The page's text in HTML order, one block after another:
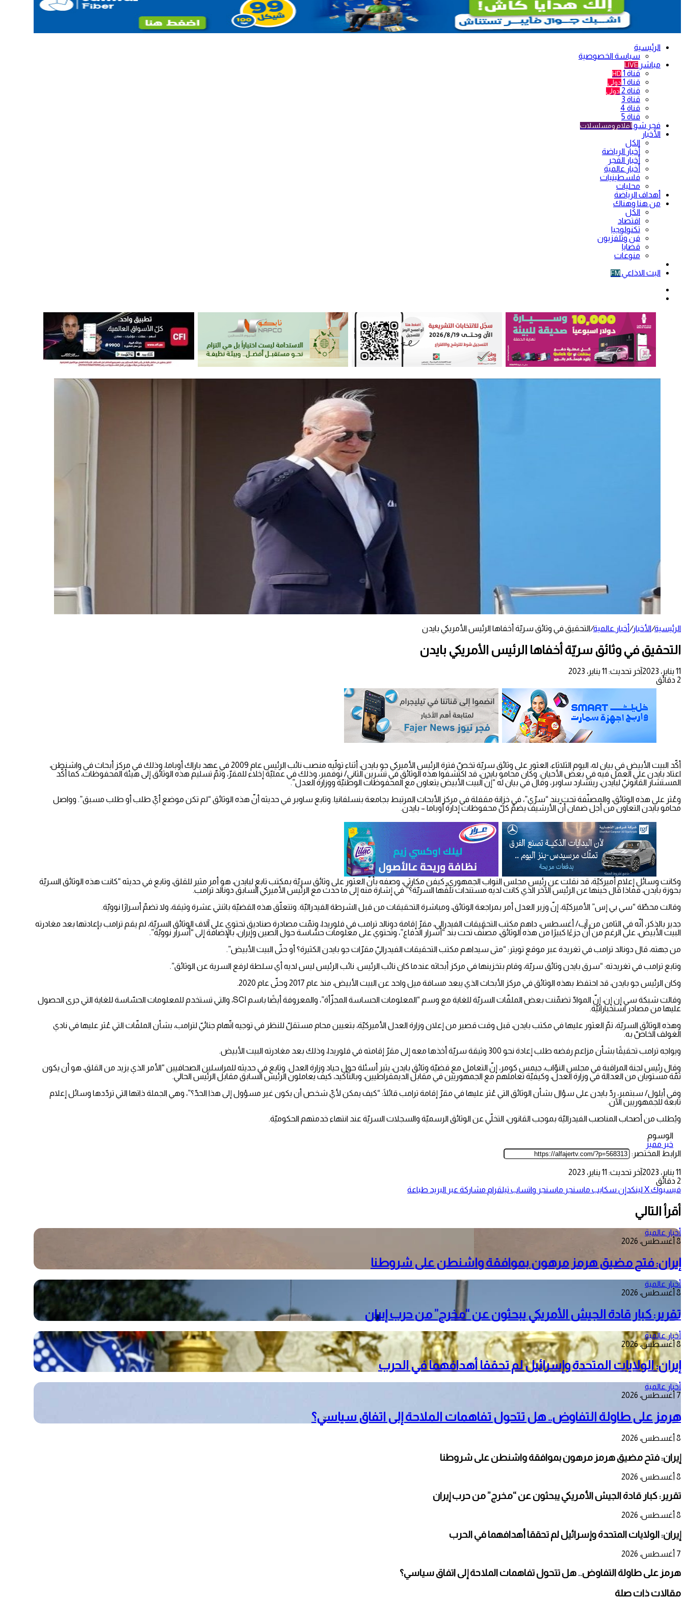
الرئيسية
سياسة الخصوصية
مباشر LIVE
قناة 1 HD
قناة 1 دولي
قناة 2 دولي
قناة 3
قناة 4
قناة 5
فجر شو أفلام ومسلسلات
الأخبار
الكل
أخبار الرياضة
أخبار الفجر
أخبار عالمية
فلسطينيات
محليات
أهداف الرياضة
من هنا وهناك
الكل
اقتصاد
تكنولوجيا
فن وتلفزيون
قضايا
منوعات
البث الاذاعي FM
الرئيسية/الأخبار/أخبار عالمية/التحقيق في وثائق سريّة أخفاها الرئيس الأمريكي بايدن
التحقيق في وثائق سريّة أخفاها الرئيس الأمريكي بايدن
11 يناير، 2023
آخر تحديث: 11 يناير، 2023
2 دقائق
أكّد البيت الأبيض في بيان له، اليوم الثلاثاء، العثور على وثائق سريّة تخصّ فترة الرئيس الأميركي جو بايدن، أثناء تولّيه منصب نائب الرئيس عام 2009 في عهد باراك أوباما، وذلك في مركز أبحاث في واشنطن،
اعتاد بايدن على العمل فيه في بعض الأحيان. وكان محامو بايدن، قد اكتشفوا هذه الوثائق في تشرين الثاني/ نوفمبر، وذلك في عمليّة إخلاء للمقرّ، وتمّ تسليم هذه الوثائق إلى هيئة المحفوظات، كما أكّد
المستشار القانونيّ لبايدن، ريتشارد ساوبر، وقال في بيان له “إنّ البيت الأبيض يتعاون مع المحفوظات الوطنيّة ووزارة العدل”.
وعُثر على هذه الوثائق، والمصنّفة تحت بند “سرّي”، في خزانة مقفلة في مركز الأبحاث المرتبط بجامعة بنسلفانيا. وتابع ساوبر في حديثه أنّ هذه الوثائق “لم تكن موضع أيّ طلب أو طلب مسبق”. وواصل
محامو بايدن التعاون من أجل ضمان أنّ الأرشيف يضمّ كلّ محفوظات إدارة أوباما – بايدن.
وكانت وسائل إعلام أميركيّة، قد نقلت عن رئيس مجلس النواب الجمهوري، كيفن مكارثي، وصفه بأنّ العثور على وثائق سريّة بمكتب تابع لبايدن، هو أمر مثير للقلق، وتابع في حديثه “كانت هذه الوثائق السريّة
بحوزة بايدن، فماذا قال حينها عن الرئيس الآخر الذي كانت لديه مستندات تلفّها السريّة؟” في إشارة منه إلى ما حدث مع الرئيس الأميركي السابق دونالد ترامب.
وقالت محطّة “سي بي إس” الأميركيّة، إنّ وزير العدل أمر بمراجعة الوثائق، ومباشرة التحقيقات من قبل الشرطة الفيدراليّة. وتتعلّق هذه القضيّة باثنتي عشرة وثيقة، ولا تضمّ أسرارًا نوويّة.
جدير بالذكر، أنّه في الثامن من آب/ أغسطس، داهم مكتب التحقيقات الفيدرالي، مقرّ إقامة دونالد ترامب في فلوريدا، وتمّت مصادرة صناديق تحتوي على آلاف الوثائق السريّة، لم يقم ترامب بإعادتها بعد مغادرته
البيت الأبيض، على الرغم من أنّ جزءًا كبيرًا من هذه الوثائق، مصنّف تحت بند “أسرار الدفاع”، وتحتوي على معلومات حسّاسة حول الصين وإيران، بالإضافة إلى “أسرار نوويّة”.
من جهته، قال دونالد ترامب في تغريدة عبر موقع تويتر: “متى سيداهم مكتب التحقيقات الفيدراليّ مقرّات جو بايدن الكثيرة؟ أو حتّى البيت الأبيض”.
وتابع ترامب في تغريدته: “سرق بايدن وثائق سريّة، وقام بتخزينها في مركز أبحاثه عندما كان نائب الرئيس. نائب الرئيس ليس لديه أي سلطة لرفع السرية عن الوثائق”.
وكان الرئيس جو بايدن، قد احتفظ بهذه الوثائق في مركز الأبحاث الذي يبعد مسافة ميل واحد عن البيت الأبيض، منذ عام 2017 وحتّى عام 2020.
وقالت شبكة سي إن إن، إنّ الموادّ تضمّنت بعض الملفّات السريّة للغاية مع وسم “المعلومات الحساسة المجزّأة”، والمعروفة أيضًا باسم SCI، والتي تستخدم للمعلومات الحسّاسة للغاية التي جرى الحصول
عليها من مصادر استخباراتيّة.
وهذه الوثائق السريّة، تمّ العثور عليها في مكتب بايدن، قبل وقت قصير من إعلان وزارة العدل الأميركيّة، بتعيين محام مستقلّ للنظر في توجيه اتّهام جنائيّ لترامب، بشأن الملفّات التي عُثر عليها في نادي
الغولف الخاصّ به.
ويواجه ترامب تحقيقًا بشأن مزاعم رفضه طلب إعادة نحو 300 وثيقة سريّة أخذها معه إلى مقرّ إقامته في فلوريدا، وذلك بعد مغادرته البيت الأبيض.
وقال رئيس لجنة المراقبة في مجلس النوّاب، جيمس كومر، إنّ التعامل مع قضيّة وثائق بايدن، يثير أسئلة حول حياد وزارة العدل. وتابع في حديثه للمراسلين الصحافيين “الأمر الذي يزيد من القلق، هو أن يكون
ثمّة مستويان من العدالة في وزارة العدل، وكيفيّة تعاملهم مع الجمهوريين في مقابل الديمقراطيين، وبالتأكيد، كيف يعاملون الرئيس السابق مقابل الرئيس الحالي.
وفي أيلول/ سبتمبر، ردّ بايدن على سؤال بشأن الوثائق التي عُثر عليها في مقرّ إقامة ترامب قائلًا: “كيف يمكن لأيّ شخص أن يكون غير مسؤول إلى هذا الحدّ؟”، وهي الجملة ذاتها التي تردّدها وسائل إعلام
تابعة للجمهوريين الآن.
ويُطلب من أصحاب المناصب الفيدراليّة بموجب القانون، التخلّي عن الوثائق الرسميّة والسجلات السريّة عند انتهاء خدمتهم الحكوميّة.
الوسوم
خبر مميز
الرابط المختصر:
11 يناير، 2023
آخر تحديث: 11 يناير، 2023
2 دقائق
فيسبوك‫Xلينكدإن سكايب ماسنجر ماسنجر واتساب تيلقرام مشاركة عبر البريد طباعة
أقرأ التالي
أخبار عالمية
8 أغسطس، 2026
إيران: فتح مضيق هرمز مرهون بموافقة واشنطن على شروطنا
أخبار عالمية
8 أغسطس، 2026
تقرير: كبار قادة الجيش الأمريكي يبحثون عن “مخرج” من حرب إيران
أخبار عالمية
8 أغسطس، 2026
إيران: الولايات المتحدة وإسرائيل لم تحققا أهدافهما في الحرب
أخبار عالمية
7 أغسطس، 2026
هرمز على طاولة التفاوض.. هل تتحول تفاهمات الملاحة إلى اتفاق سياسي؟
8 أغسطس، 2026
إيران: فتح مضيق هرمز مرهون بموافقة واشنطن على شروطنا
8 أغسطس، 2026
تقرير: كبار قادة الجيش الأمريكي يبحثون عن “مخرج” من حرب إيران
8 أغسطس، 2026
إيران: الولايات المتحدة وإسرائيل لم تحققا أهدافهما في الحرب
7 أغسطس، 2026
هرمز على طاولة التفاوض.. هل تتحول تفاهمات الملاحة إلى اتفاق سياسي؟
مقالات ذات صلة